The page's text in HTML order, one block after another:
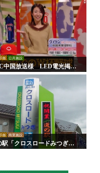
板 公共施設
中国放送様 LED電光掲示
板 商業施設
駅「クロスロードみつぎ」L
光掲示板